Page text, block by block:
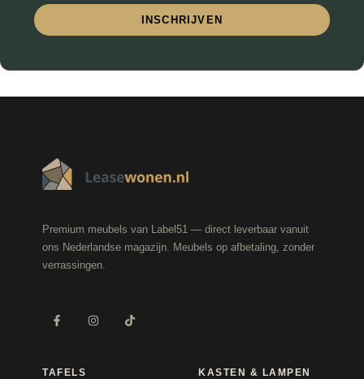
INSCHRIJVEN
Premium meubels van Label51 — direct leverbaar vanuit
ons Nederlandse magazijn. Meubels op afbetaling, zonder
verrassingen.
TAFELS KASTEN & LAMPEN